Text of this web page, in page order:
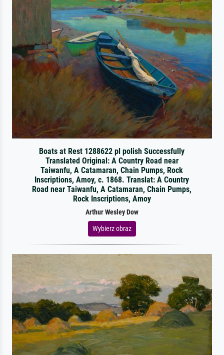
Boats at Rest 1288622 pl polish Successfully
Translated Original: A Country Road near
Taiwanfu, A Catamaran, Chain Pumps, Rock
Inscriptions, Amoy, c. 1868. Translat: A Country
Road near Taiwanfu, A Catamaran, Chain Pumps,
Rock Inscriptions, Amoy
Arthur Wesley Dow
Wybierz obraz